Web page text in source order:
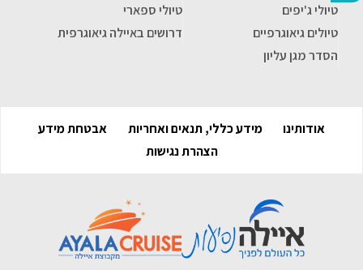
טיולי ג'יפים
טיולי ספארי
טיולים גיאוגרפיים
דרושים באיילה גיאוגרפית
הסדר מגן עליון
אודותינו מידע כללי, תנאים ואחריות
אבטחת מידע
הצהרת נגישות